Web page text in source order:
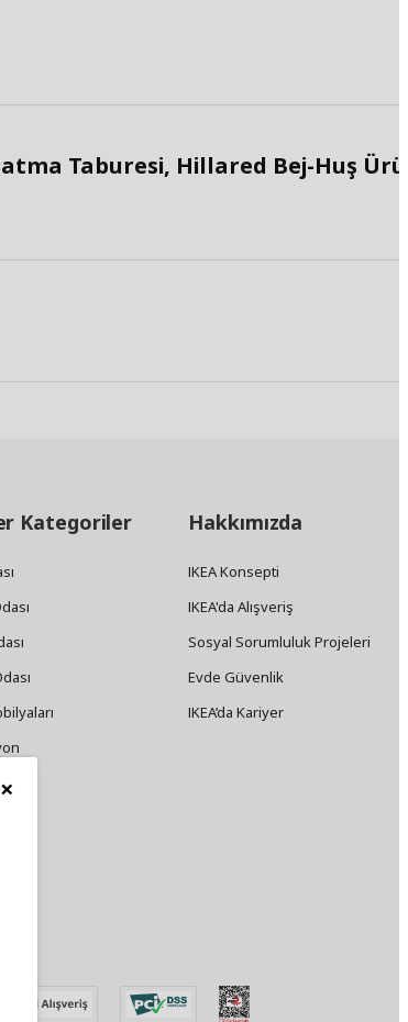
Taburesi, Hillared Bej-Huş Ürün
Kategoriler Hakkımızda
IKEA Konsepti
IKEA'da Alışveriş
Sosyal Sorumluluk Projeleri
Evde Güvenlik
IKEA’da Kariyer
×